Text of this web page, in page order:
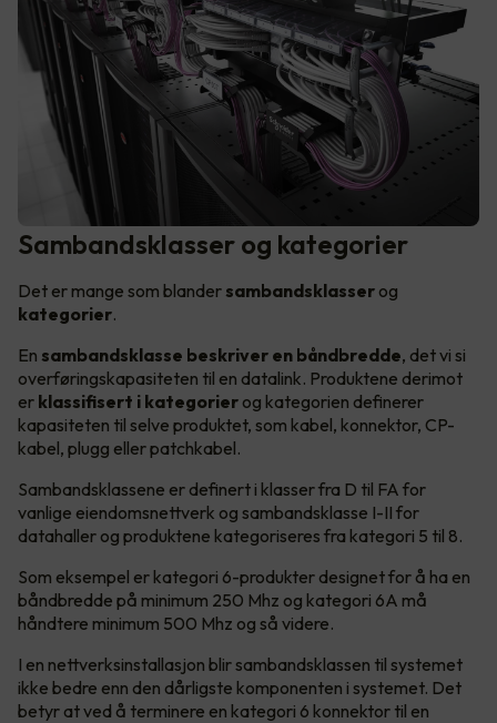
Sambandsklasser og kategorier
Det er mange som blander sambandsklasser og
kategorier.
En sambandsklasse beskriver en båndbredde, det vi si
overføringskapasiteten til en datalink. Produktene derimot
er klassifisert i kategorier og kategorien definerer
kapasiteten til selve produktet, som kabel, konnektor, CP-
kabel, plugg eller patchkabel.
Sambandsklassene er definert i klasser fra D til FA for
vanlige eiendomsnettverk og sambandsklasse I-II for
datahaller og produktene kategoriseres fra kategori 5 til 8.
Som eksempel er kategori 6-produkter designet for å ha en
båndbredde på minimum 250 Mhz og kategori 6A må
håndtere minimum 500 Mhz og så videre.
I en nettverksinstallasjon blir sambandsklassen til systemet
ikke bedre enn den dårligste komponenten i systemet. Det
betyr at ved å terminere en kategori 6 konnektor til en